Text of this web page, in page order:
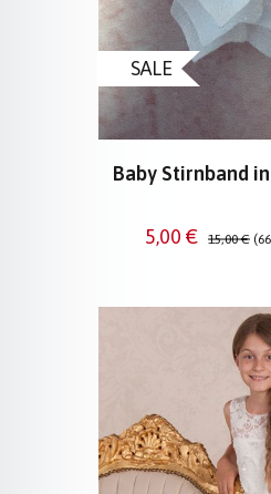
SALE
Baby Stirnband
Verkaufspreis:
5,00 € Regulärer
15,00 €